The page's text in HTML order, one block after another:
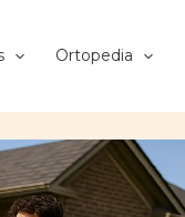
Ortopedia